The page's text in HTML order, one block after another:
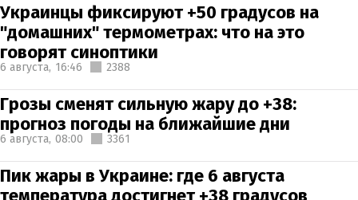
Украинцы фиксируют +50 градусов на
"домашних" термометрах: что на это
говорят синоптики
6 августа, 16:46 2388
Грозы сменят сильную жару до +38:
прогноз погоды на ближайшие дни
6 августа, 08:00 3361
Пик жары в Украине: где 6 августа
температура достигнет +38 градусов